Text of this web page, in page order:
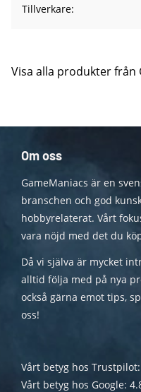
Tillverkare
Visa alla produkter från
Om oss
GameManiacs är en
branschen och god
hobbyrelaterat. Vårt
vara nöjd med det du
Då vi själva är mycket
alltid följa med på nya
också gärna emot tips,
oss!
Vårt betyg hos
Vårt betyg hos Google: